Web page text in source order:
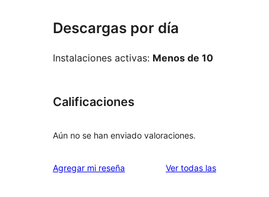
Descargas por día
Instalaciones activas: Menos de 10
Calificaciones
Aún no se han enviado valoraciones.
Agregar mi reseña Ver todas lasreseñas